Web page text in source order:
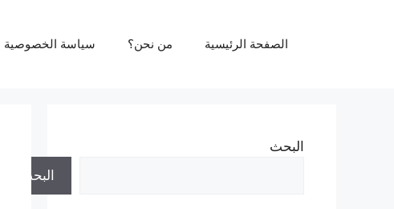
الصفحة الرئيسية من نحن؟ سياسة الخصوصية
البحث
البحث